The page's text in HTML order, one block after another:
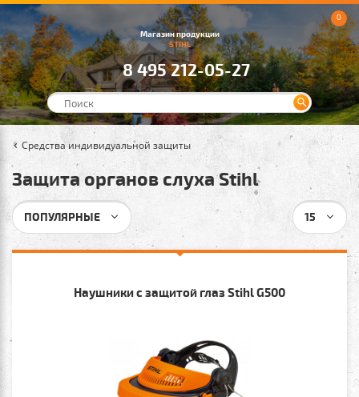
Магазин продукции
STIHL
8 495 212-05-27
0
Средства индивидуальной защиты
Защита органов слуха Stihl
ПОПУЛЯРНЫЕ 15
Наушники с защитой глаз Stihl G500